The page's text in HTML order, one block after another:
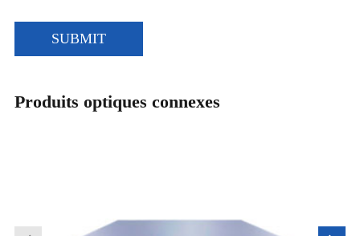
SUBMIT
Produits optiques connexes